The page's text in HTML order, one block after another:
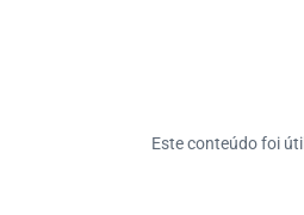
Este conteúdo foi útil